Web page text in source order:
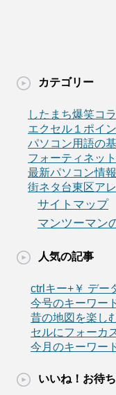
カテゴリー
したまち爆笑コ
エクセル１ポイ
パソコン用語の
フォーティネッ
最新パソコン情報
街ネタ台東区ア
サイトマップ
マンツーマン
人気の記事
ctrlキー+￥ デー
今号のキーワー
昔の地図を楽し
セルにフォーカ
今月のキーワー
いいね！お待